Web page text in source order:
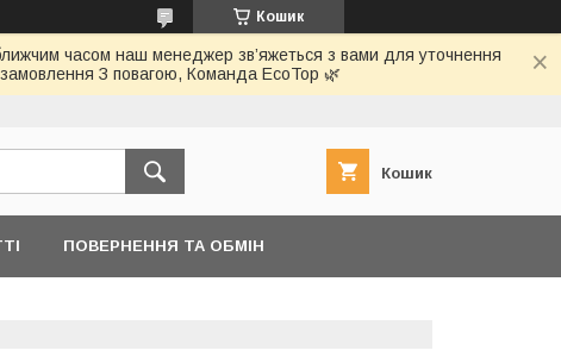
Кошик
часом наш менеджер зв’яжеться з вами для уточнення
З повагою, Команда EcoTop 🌿
Кошик
ПОВЕРНЕННЯ ТА ОБМІН